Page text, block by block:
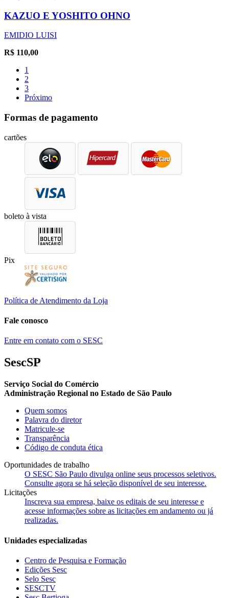
KAZUO E YOSHITO OHNO
EMIDIO LUISI
R$ 110,00
1
2
3
Próximo
Formas de pagamento
cartões
boleto à vista
Pix
Política de Atendimento da Loja
Fale conosco
Entre em contato com o SESC
SescSP
Serviço Social do Comércio
Administração Regional no Estado de São Paulo
Quem somos
Palavra do diretor
Matricule-se
Transparência
Código de conduta ética
Oportunidades de trabalho
O SESC São Paulo divulga online seus processos seletivos.
Consulte agora se há seleção disponível de seu interesse.
Licitações
Inscreva sua empresa, baixe os editais de seu interesse e
acesse informações sobre as licitações em andamento ou já
realizadas.
Unidades especializadas
Centro de Pesquisa e Formação
Edições Sesc
Selo Sesc
SESCTV